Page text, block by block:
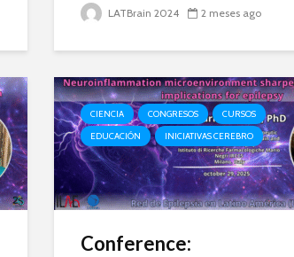
LATBrain 2024 2 meses ago
CIENCIA CONGRESOS
CURSOS
EDUCACIÓN
INICIATIVAS CEREBRO
Conference: